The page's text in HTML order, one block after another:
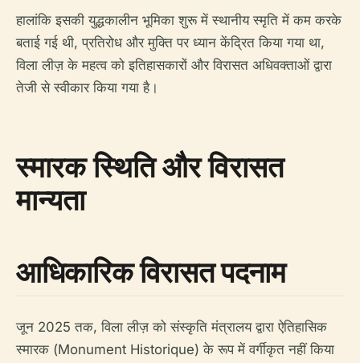
हालांकि इसकी युद्धकालीन भूमिका शुरू में स्थानीय स्मृति में कम करके
बताई गई थी, प्रतिरोध और मुक्ति पर ध्यान केंद्रित किया गया था,
विला लीज़ के महत्व को इतिहासकारों और विरासत अधिवक्ताओं द्वारा
तेजी से स्वीकार किया गया है।
स्मारक स्थिति और विरासत
मान्यता
आधिकारिक विरासत पदनाम
जून 2025 तक, विला लीज़ को संस्कृति मंत्रालय द्वारा ऐतिहासिक
स्मारक (Monument Historique) के रूप में वर्गीकृत नहीं किया